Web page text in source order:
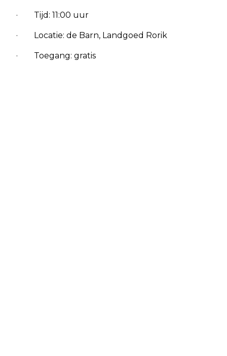
· Tijd: 11:00 uur
· Locatie: de Barn, Landgoed Rorik
· Toegang: gratis